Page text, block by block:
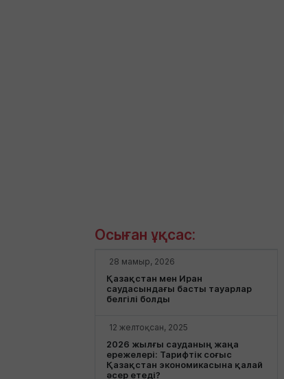
Осыған ұқсас:
28 мамыр, 2026
Қазақстан мен Иран
саудасындағы басты тауарлар
белгілі болды
12 желтоқсан, 2025
2026 жылғы сауданың жаңа
ережелері: Тарифтік соғыс
Қазақстан экономикасына қалай
әсер етеді?